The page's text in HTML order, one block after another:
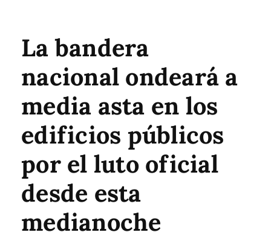
La bandera
nacional ondeará a
media asta en los
edificios públicos
por el luto oficial
desde esta
medianoche